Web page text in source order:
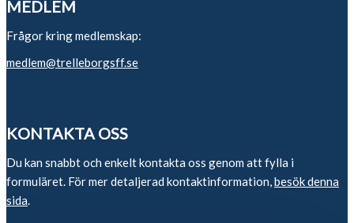
MEDLEM
Frågor kring medlemskap:
medlem@trelleborgsff.se
KONTAKTA OSS
Du kan snabbt och enkelt kontakta oss genom att fylla i
formuläret. För mer detaljerad kontaktinformation,besök denna
sida.